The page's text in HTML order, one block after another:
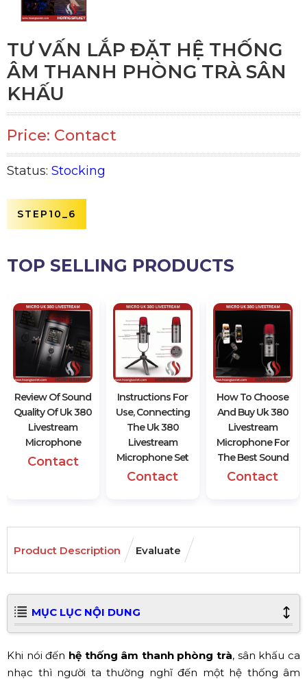
TƯ VẤN LẮP ĐẶT HỆ THỐNG
ÂM THANH PHÒNG TRÀ SÂN
KHẤU
Price: Contact
Status: Stocking
STEP10_6
TOP SELLING PRODUCTS
Review Of Sound
Quality Of Uk 380
Livestream
Microphone
Contact
Instructions For
Use, Connecting
The Uk 380
Livestream
Microphone Set
Contact
How To Choose
And Buy Uk 380
Livestream
Microphone For
The Best Sound
Contact
Product Description Evaluate
MỤC LỤC NỘI DUNG
Khi nói đến hệ thống âm thanh phòng trà, sân khấu ca
nhạc thì người ta thường nghĩ đến một hệ thống âm